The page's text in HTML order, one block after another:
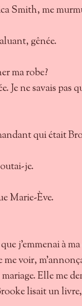
Smith, me
gênée.
ma robe?
ne savais pas
qui était
je.
Marie-Ève.
j’emmenai à
voir,
Elle me
lisait un